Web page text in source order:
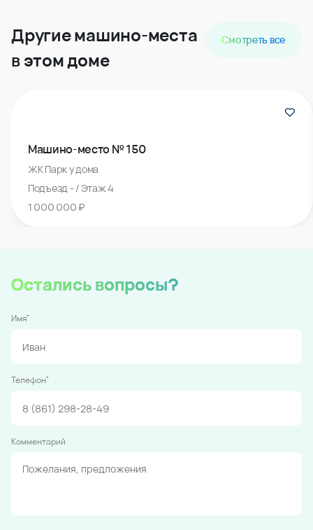
Другие машино-места
в этом доме
Смотреть все
Машино-место № 150
ЖК Парк у дома
Подъезд - / Этаж 4
1 000 000 ₽
Остались вопросы?
Имя*
Телефон*
Комментарий